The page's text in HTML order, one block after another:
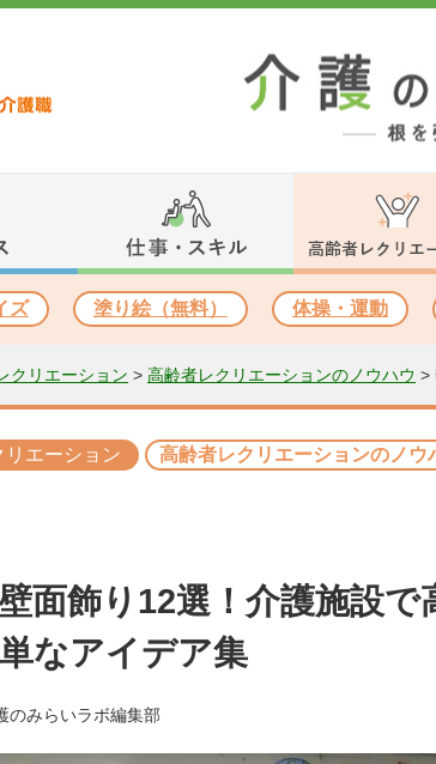
ズ 塗り絵（無料） 体操・運動
クリエーション > 高齢者レクリエーションのノウハウ >
リエーション 高齢者レクリエーションのノウ
面飾り12選！介護施設で
なアイデア集
のみらいラボ編集部